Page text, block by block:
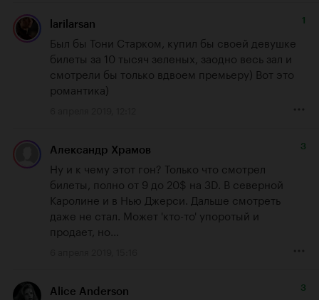
larilarsan 1
Был бы Тони Старком, купил бы своей девушке
билеты за 10 тысяч зеленых, заодно весь зал и
смотрели бы только вдвоем премьеру) Вот это
романтика)
Александр Храмов 3
Ну и к чему этот гон? Только что смотрел
билеты, полно от 9 до 20$ на 3D. В северной
Каролине и в Нью Джерси. Дальше смотреть
даже не стал. Может 'кто-то' упоротый и
продает, но...
Alice Anderson 3